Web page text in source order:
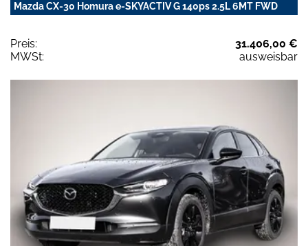
Mazda CX-30 Homura e-SKYACTIV G 140ps 2.5L 6MT FWD
Preis:
31.406,00 €
MWSt:
ausweisbar